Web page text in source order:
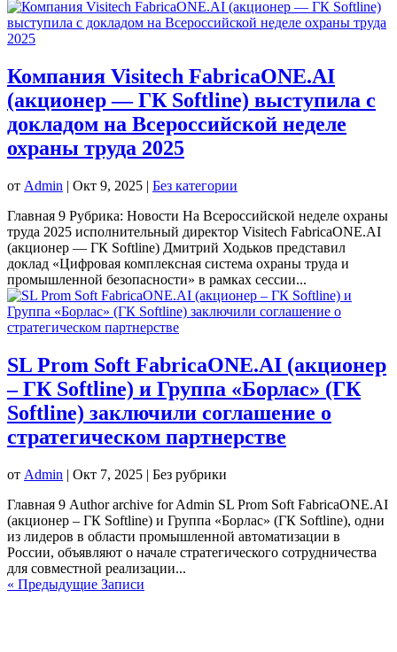
Компания Visitech FabricaONE.AI
(акционер — ГК Softline) выступила с
докладом на Всероссийской неделе
охраны труда 2025
от Admin | Окт 9, 2025 | Без категории
Главная 9 Рубрика: Новости На Всероссийской неделе охраны
труда 2025 исполнительный директор Visitech FabricaONE.AI
(акционер — ГК Softline) Дмитрий Ходьков представил
доклад «Цифровая комплексная система охраны труда и
промышленной безопасности» в рамках сессии...
SL Prom Soft FabricaONE.AI (акционер
– ГК Softline) и Группа «Борлас» (ГК
Softline) заключили соглашение о
стратегическом партнерстве
от Admin | Окт 7, 2025 | Без рубрики
Главная 9 Author archive for Admin SL Prom Soft FabricaONE.AI
(акционер – ГК Softline) и Группа «Борлас» (ГК Softline), одни
из лидеров в области промышленной автоматизации в
России, объявляют о начале стратегического сотрудничества
для совместной реализации...
« Предыдущие Записи